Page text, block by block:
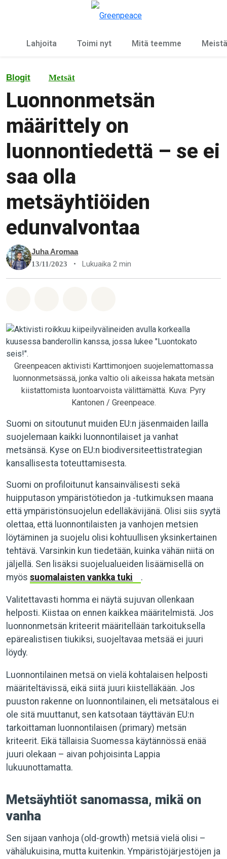
Lahjoita Toimi nyt Mitä teemme Meistä
Blogit Metsät
Luonnonmetsän
määrittely on
luonnontiedettä – se ei
saa olla
metsäyhtiöiden
edunvalvontaa
Juha Aromaa
13/11/2023 • Lukuaika 2 min
Greenpeacen aktivisti Karttimonjoen suojelemattomassa
luonnonmetsässä, jonka valtio oli aikeissa hakata metsän
kiistattomista luontoarvoista välittämättä. Kuva: Pyry
Kantonen / Greenpeace.
Suomi on sitoutunut muiden EU:n jäsenmaiden lailla
suojelemaan kaikki luonnontilaiset ja vanhat
metsänsä. Kyse on EU:n biodiversiteettistrategian
kansallisesta toteuttamisesta.
Suomi on profiloitunut kansainvälisesti sekä
huipputason ympäristötiedon ja -tutkimuksen maana
että ympäristönsuojelun edelläkävijänä. Olisi siis syytä
olettaa, että luonnontilaisten ja vanhojen metsien
löytäminen ja suojelu olisi kohtuullisen yksinkertainen
tehtävä. Varsinkin kun tiedetään, kuinka vähän niitä on
jäljellä. Sen lisäksi suojelualueiden lisäämisellä on
myös suomalaisten vankka tuki .
Valitettavasti homma ei näytä sujuvan ollenkaan
helposti. Kiistaa on ennen kaikkea määritelmistä. Jos
luonnonmetsän kriteerit määritellään tarkoituksella
epärealistisen tiukiksi, suojeltavaa metsää ei juuri
löydy.
Luonnontilainen metsä on vielä kohtalaisen helposti
määriteltävissä, eikä siitä juuri kiistelläkään. Jos
puuston rakenne on luonnontilainen, eli metsätalous ei
ole sitä muuttanut, sen katsotaan täyttävän EU:n
tarkoittaman luonnontilaisen (primary) metsän
kriteerit. Eikä tällaisia Suomessa käytännössä enää
juuri olekaan – aivan pohjoisinta Lappia
lukuunottamatta.
Metsäyhtiöt sanomassa, mikä on
vanha
Sen sijaan vanhoja (old-growth) metsiä vielä olisi –
vähälukuisina, mutta kuitenkin. Ympäristöjärjestöjen ja